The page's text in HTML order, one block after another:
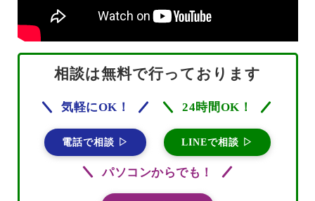
相談は無料で行っております
気軽にOK！
電話で相談 ▷
24時間OK！
LINEで相談 ▷
パソコンからでも！